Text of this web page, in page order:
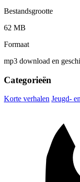
Bestandsgrootte
62 MB
Formaat
mp3 download en
Categorieën
Korte verhalen Jeugd-